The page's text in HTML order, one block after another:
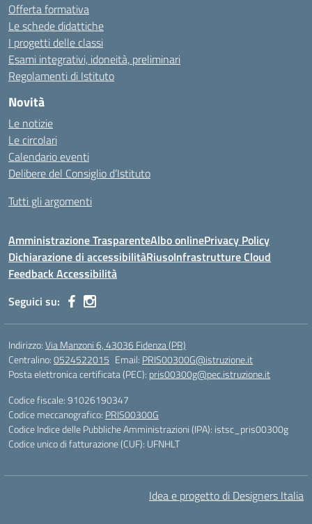
Offerta formativa
Le schede didattiche
I progetti delle classi
Esami integrativi, idoneità, preliminari
Regolamenti di Istituto
Novità
Le notizie
Le circolari
Calendario eventi
Delibere del Consiglio d’Istituto
Tutti gli argomenti
Amministrazione TrasparenteAlbo onlinePrivacy Policy
Dichiarazione di accessibilitàRiusoInfrastrutture Cloud
Feedback Accessibilità
Seguici su:
Indirizzo:Via Manzoni 6, 43036 Fidenza (PR)
Centralino:0524522015 Email: PRIS00300G@istruzione.it
Posta elettronica certificata (PEC): pris00300g@pec.istruzione.it
Codice fiscale: 91026190347
Codice meccanografico: PRIS00300G
Codice Indice delle Pubbliche Amministrazioni (IPA): istsc_pris00300g
Codice unico di fatturazione (CUF): UFNHLT
Idea e progetto di Designers Italia